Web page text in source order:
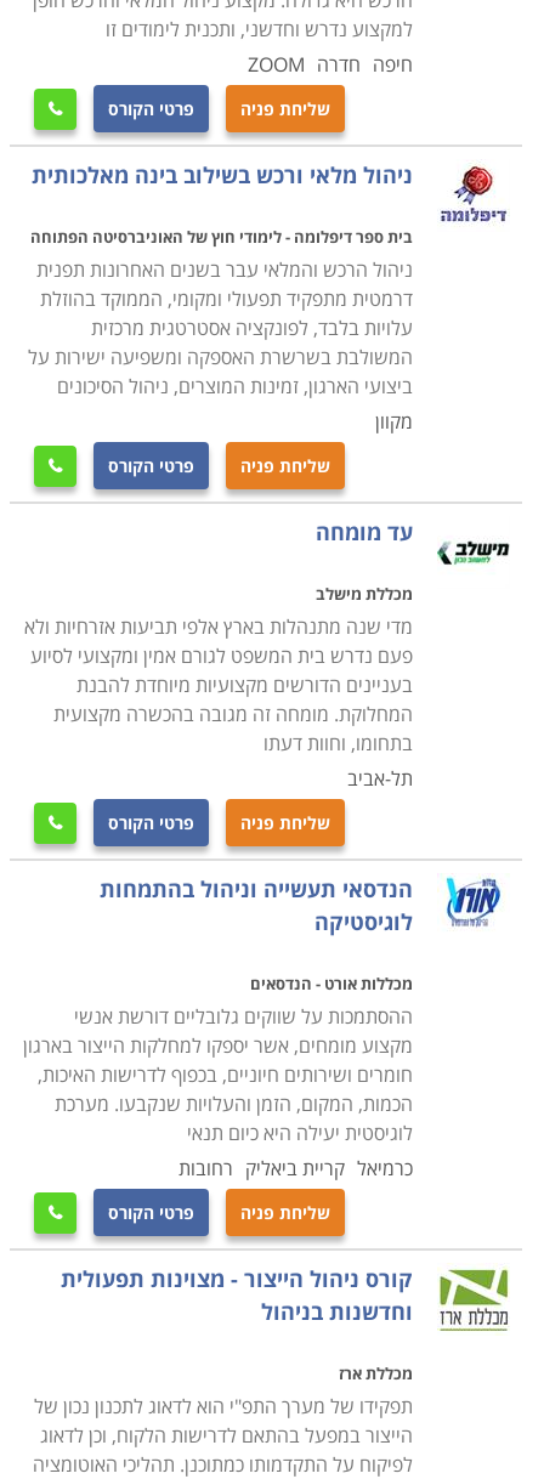
למקצוע נדרש וחדשני, ותכנית לימודים זו
חיפה חדרה ZOOM
שליחת פניה פרטי הקורס 
ניהול מלאי ורכש בשילוב בינה מאלכותית
בית ספר דיפלומה - לימודי חוץ של האוניברסיטה הפתוחה
ניהול הרכש והמלאי עבר בשנים האחרונות תפנית
דרמטית מתפקיד תפעולי ומקומי, הממוקד בהוזלת
עלויות בלבד, לפונקציה אסטרטגית מרכזית
המשולבת בשרשרת האספקה ומשפיעה ישירות על
ביצועי הארגון, זמינות המוצרים, ניהול הסיכונים
מקוון
שליחת פניה פרטי הקורס 
עד מומחה
מכללת מישלב
מדי שנה מתנהלות בארץ אלפי תביעות אזרחיות ולא
פעם נדרש בית המשפט לגורם אמין ומקצועי לסיוע
בעניינים הדורשים מקצועיות מיוחדת להבנת
המחלוקת. מומחה זה מגובה בהכשרה מקצועית
בתחומו, וחוות דעתו
תל-אביב
שליחת פניה פרטי הקורס 
הנדסאי תעשייה וניהול בהתמחות
לוגיסטיקה
מכללות אורט - הנדסאים
ההסתמכות על שווקים גלובליים דורשת אנשי
מקצוע מומחים, אשר יספקו למחלקות הייצור בארגון
חומרים ושירותים חיוניים, בכפוף לדרישות האיכות,
הכמות, המקום, הזמן והעלויות שנקבעו. מערכת
לוגיסטית יעילה היא כיום תנאי
כרמיאל קריית ביאליק רחובות
שליחת פניה פרטי הקורס 
קורס ניהול הייצור - מצוינות תפעולית
וחדשנות בניהול
מכללת ארז
תפקידו של מערך התפ"י הוא לדאוג לתכנון נכון של
הייצור במפעל בהתאם לדרישות הלקוח, וכן לדאוג
לפיקוח על התקדמותו כמתוכנן. תהליכי האוטומציה